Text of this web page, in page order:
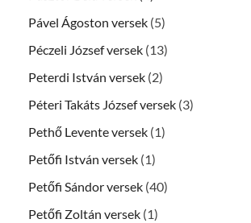
Pável Ágoston versek (5)
Péczeli József versek (13)
Peterdi István versek (2)
Péteri Takáts József versek (3)
Pethő Levente versek (1)
Petőfi István versek (1)
Petőfi Sándor versek (40)
Petőfi Zoltán versek (1)